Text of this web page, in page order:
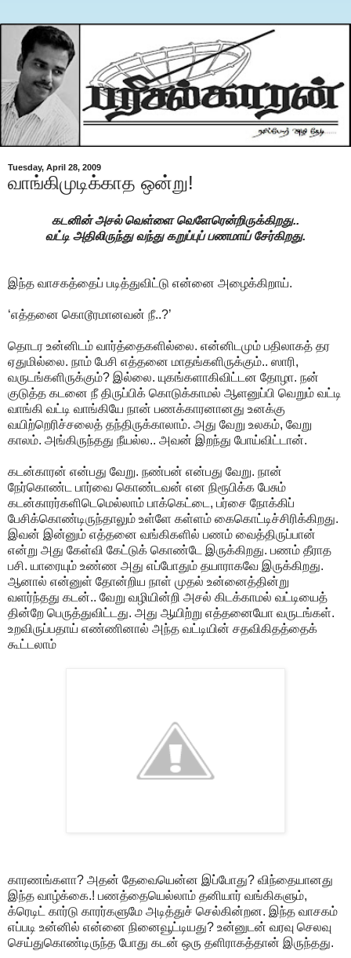
Tuesday, April 28, 2009
வாங்கிமுடிக்காத ஒன்று!
கடனின் அசல் வெள்ளை வெளேரென்றிருக்கிறது..
வட்டி அதிலிருந்து வந்து கறுப்புப் பணமாய் சேர்கிறது.
இந்த வாசகத்தைப் படித்துவிட்டு என்னை அழைக்கிறாய்.
‘எத்தனை கொடூரமானவன் நீ..?’
தொடர உன்னிடம் வார்த்தைகளில்லை. என்னிடமும் பதிலாகத் தர
ஏதுமில்லை. நாம் பேசி எத்தனை மாதங்களிருக்கும்.. ஸாரி,
வருடங்களிருக்கும்? இல்லை. யுகங்களாகிவிட்டன தோழா. நன்
குடுத்த கடனை நீ திருப்பிக் கொடுக்காமல் ஆளனுப்பி வெறும் வட்டி
வாங்கி வட்டி வாங்கியே நான் பணக்காரனானது உனக்கு
வயிற்றெரிச்சலைத் தந்திருக்காலாம். அது வேறு உலகம், வேறு
காலம். அங்கிருந்தது நீயல்ல.. அவன் இறந்து போய்விட்டான்.
கடன்காரன் என்பது வேறு. நண்பன் என்பது வேறு. நான்
நேர்கொண்ட பார்வை கொண்டவன் என நிரூபிக்க பேசும்
கடன்காரர்களிடெமெல்லாம் பாக்கெட்டை, பர்சை நோக்கிப்
பேசிக்கொண்டிருந்தாலும் உள்ளே கள்ளம் கைகொட்டிச்சிரிக்கிறது.
இவன் இன்னும் எத்தனை வங்கிகளில் பணம் வைத்திருப்பான்
என்று அது கேள்வி கேட்டுக் கொண்டே இருக்கிறது. பணம் தீராத
பசி. யாரையும் உண்ண அது எப்போதும் தயாராகவே இருக்கிறது.
ஆனால் என்னுள் தோன்றிய நாள் முதல் உன்னைத்தின்று
வளர்ந்தது கடன்.. வேறு வழியின்றி அசல் கிடக்காமல் வட்டியைத்
தின்றே பெருத்துவிட்டது. அது ஆயிற்று எத்தனையோ வருடங்கள்.
உறவிருப்பதாய் எண்ணினால் அந்த வட்டியின் சதவிகிதத்தைக்
கூட்டலாம்
காரணங்களா? அதன் தேவையென்ன இப்போது? விந்தையானது
இந்த வாழ்க்கை.! பணத்தையெல்லாம் தனியார் வங்கிகளும்,
க்ரெடிட் கார்டு காரர்களுமே அடித்துச் செல்கின்றன. இந்த வாசகம்
எப்படி உன்னில் என்னை நினைவூட்டியது? உன்னுடன் வரவு செலவு
செய்துகொண்டிருந்த போது கடன் ஒரு தளிராகத்தான் இருந்தது.